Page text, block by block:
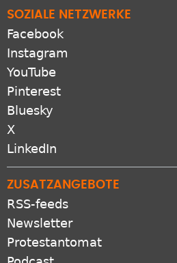
Facebook
Instagram
YouTube
Pinterest
Bluesky
X
LinkedIn
RSS-feeds
Newsletter
Protestantomat
Podcast